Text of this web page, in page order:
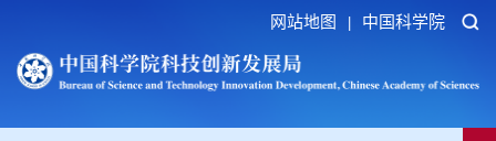
网站地图 中国科学院